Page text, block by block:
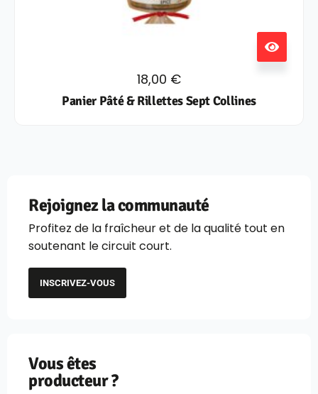
18,00 €
Panier Pâté & Rillettes Sept Collines
Rejoignez la communauté
Profitez de la fraîcheur et de la qualité tout en
soutenant le circuit court.
INSCRIVEZ-VOUS
Vous êtes
producteur ?